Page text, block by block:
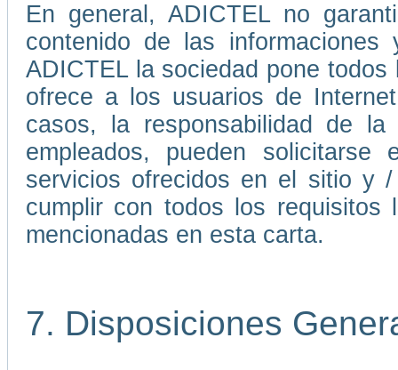
En general, ADICTEL no
contenido de las
ADICTEL la sociedad pone
ofrece a los usuarios de
casos, la responsabilidad de
empleados, pueden
servicios ofrecidos en el sitio y
cumplir con todos los requisitos
mencionadas en esta carta.
7. Disposiciones